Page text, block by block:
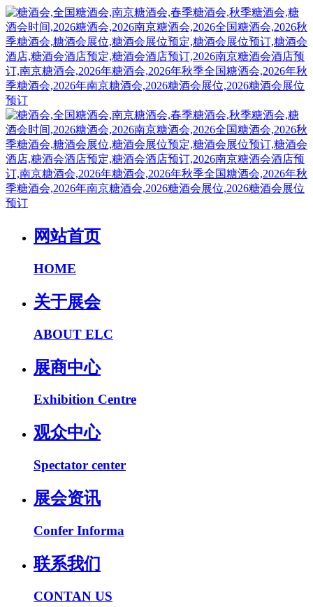
网站首页
HOME
关于展会
ABOUT ELC
展商中心
Exhibition Centre
观众中心
Spectator center
展会资讯
Confer Informa
联系我们
CONTAN US